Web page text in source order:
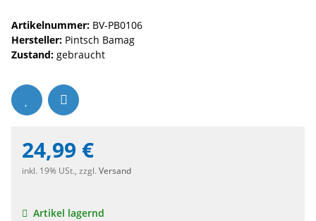
Artikelnummer: BV-PB0106
Hersteller: Pintsch Bamag
Zustand: gebraucht
24,99 €
inkl. 19% USt., zzgl. Versand
Artikel lagernd